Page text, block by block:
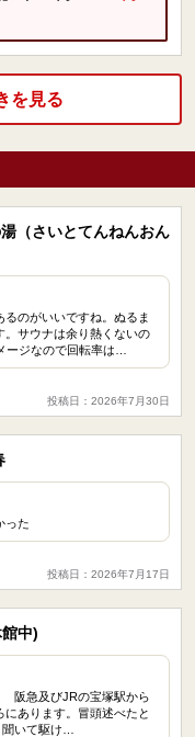
を見る
（さいとてんねんおん
のがいいですね。ぬるま
。サウナは余り熱くないの
ージなので回転率は…
投稿日：2026年7月30日
った
投稿日：2026年7月17日
中)
阪急及びJRの宝塚駅から
あります。冒頭述べたと
いて駆け…